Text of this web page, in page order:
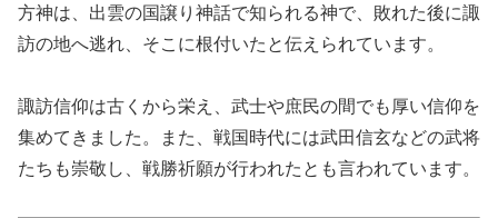
方神は、出雲の国譲り神話で知られる神で、敗れた後に諏
訪の地へ逃れ、そこに根付いたと伝えられています。
諏訪信仰は古くから栄え、武士や庶民の間でも厚い信仰を
集めてきました。また、戦国時代には武田信玄などの武将
たちも崇敬し、戦勝祈願が行われたとも言われています。